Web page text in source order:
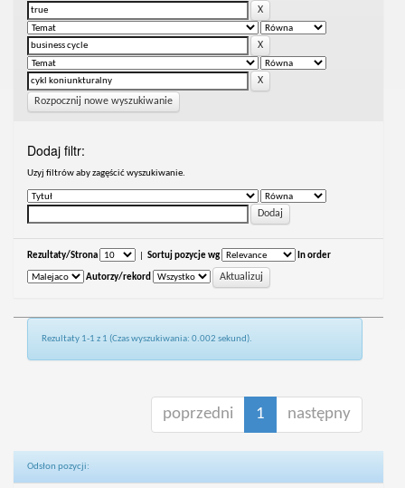
Rozpocznij nowe wyszukiwanie
Dodaj filtr:
Uzyj filtrów aby zagęścić wyszukiwanie.
Rezultaty/Strona Sortuj pozycje wg In order
Autorzy/rekord
Rezultaty 1-1 z 1 (Czas wyszukiwania: 0.002 sekund).
poprzedni 1 następny
Odsłon pozycji: